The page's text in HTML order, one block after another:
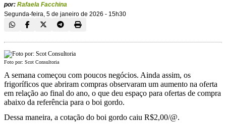
por: Rafaela Facchina
Segunda-feira, 5 de janeiro de 2026 - 15h30
Foto por: Scot Consultoria
A semana começou com poucos negócios. Ainda assim, os
frigoríficos que abriram compras observaram um aumento na oferta
em relação ao final do ano, o que deu espaço para ofertas de compra
abaixo da referência para o boi gordo.
Dessa maneira, a cotação do boi gordo caiu R$2,00/@.